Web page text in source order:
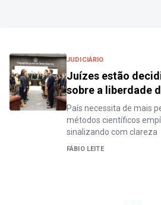
JUDICIÁRIO
Juízes estão
sobre a liberdade
País necessita de mais
métodos científicos
sinalizando com clareza
FÁBIO LEITE